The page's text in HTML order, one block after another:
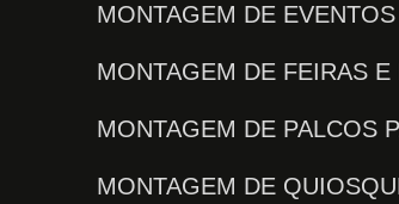
MONTAGEM DE
MONTAGEM DE FEIRAS
MONTAGEM DE PALCOS
MONTAGEM DE